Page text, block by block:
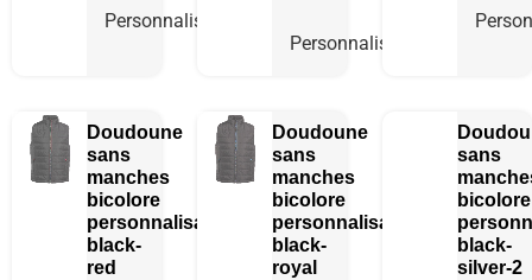
Personnaliser
Personnaliser
Doudoune
sans
manches
bicolore
personnalisable
black-
red
Doudoune
sans
manches
bicolore
personnalisable
black-
royal
sans
bicolore
black-
silver-2